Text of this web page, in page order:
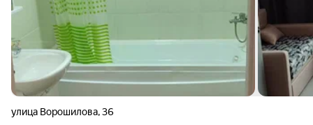
улица Ворошилова,36